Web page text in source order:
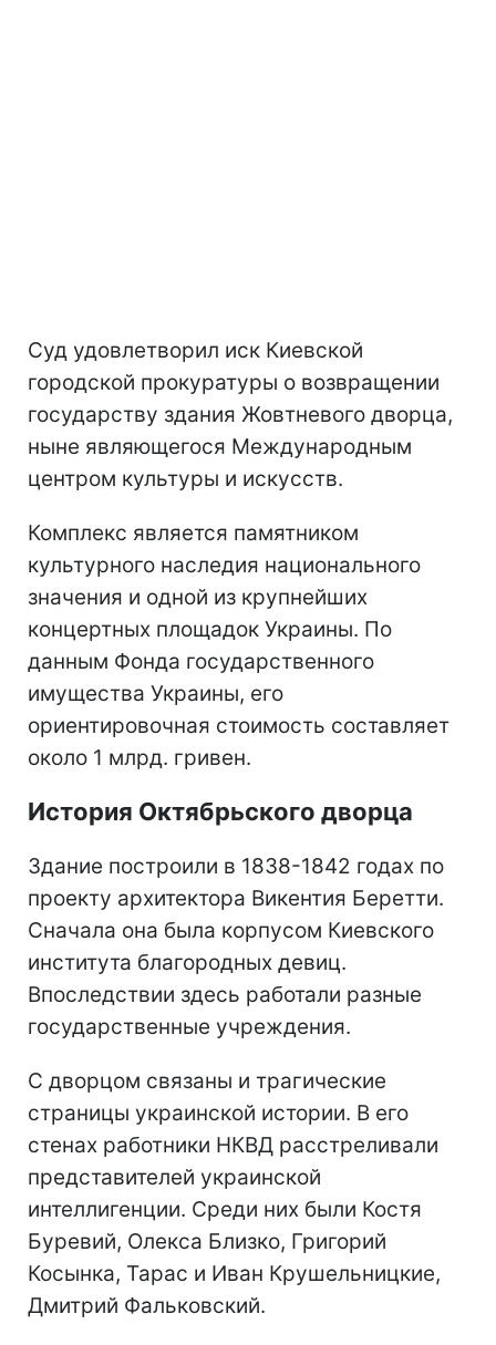
Суд удовлетворил иск Киевской
городской прокуратуры о возвращении
государству здания Жовтневого дворца,
ныне являющегося Международным
центром культуры и искусств.
Комплекс является памятником
культурного наследия национального
значения и одной из крупнейших
концертных площадок Украины. По
данным Фонда государственного
имущества Украины, его
ориентировочная стоимость составляет
около 1 млрд. гривен.
История Октябрьского дворца
Здание построили в 1838-1842 годах по
проекту архитектора Викентия Беретти.
Сначала она была корпусом Киевского
института благородных девиц.
Впоследствии здесь работали разные
государственные учреждения.
С дворцом связаны и трагические
страницы украинской истории. В его
стенах работники НКВД расстреливали
представителей украинской
интеллигенции. Среди них были Костя
Буревий, Олекса Близко, Григорий
Косынка, Тарас и Иван Крушельницкие,
Дмитрий Фальковский.